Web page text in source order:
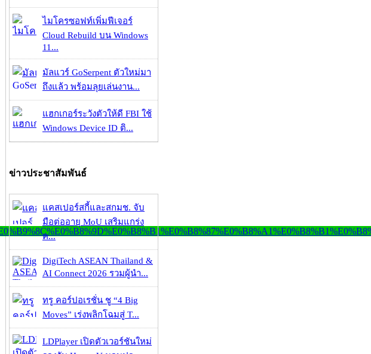
ไมโครซอฟท์เพิ่มฟีเจอร์
Cloud Rebuild บน Windows
11...
มัลแวร์ GoSerpent ตัวใหม่มา
ถึงแล้ว พร้อมลุยเล่นงาน...
แฮกเกอร์ระวังตัวให้ดี FBI ใช้
Windows Device ID ติ...
ข่าวประชาสัมพันธ์
แคสเปอร์สกี้และสกมช. จับ
มือต่ออายุ MoU เสริมแกร่ง
ค...
DigiTech ASEAN Thailand &
AI Connect 2026 รวมผู้นำ...
ทรู คอร์ปอเรชั่น ชู “4 Big
Moves” เร่งพลิกโฉมสู่ T...
LDPlayer เปิดตัวเวอร์ชันใหม่